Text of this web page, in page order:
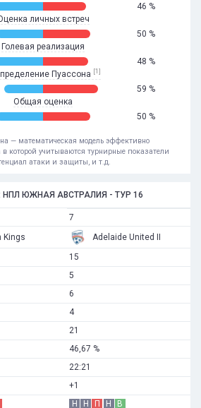
46 %
личных встреч
50 %
Голевая реализация
48 %
Пуассона
[1]
59 %
Общая оценка
50 %
— математическая модель эффективно
которой учитываются турнирные показатели
атаки и защиты, и т.д.
ЮЖНАЯ АВСТРАЛИЯ - ТУР 16
Kings
7
Adelaide United II
15
5
6
4
21
46,67 %
22:21
+1
Н
Н П Н В